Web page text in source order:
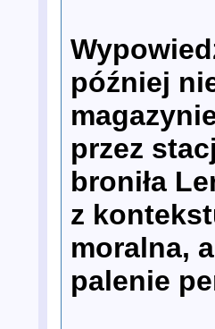
później
przez
broniła
z
moralna,
palenie